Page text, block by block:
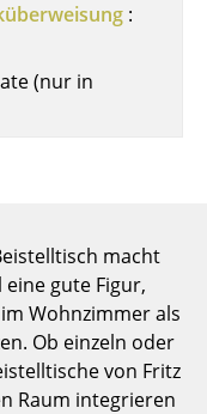
:
(nur in
macht
gute Figur,
Wohnzimmer als
Ob einzeln oder
von Fritz
Raum integrieren